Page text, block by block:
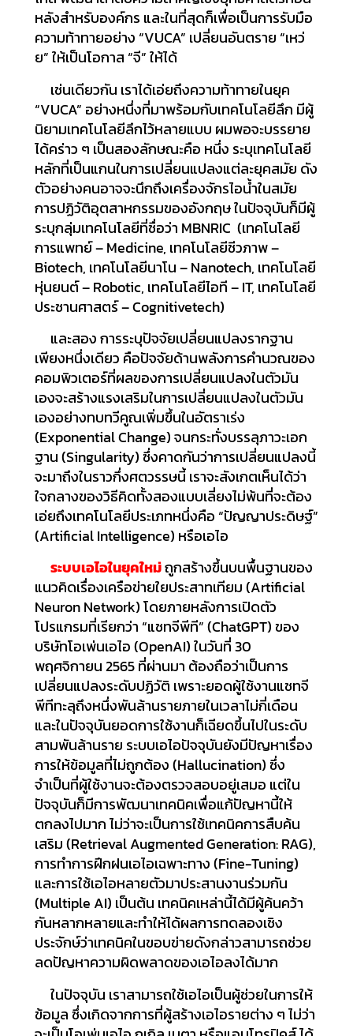
หลังสำหรับองค์กร และในที่สุดก็เพื่อเป็นการรับมือ
ความท้าทายอย่าง “VUCA” เปลี่ยนอันตราย “เหว่
ย” ให้เป็นโอกาส “จี” ให้ได้
เช่นเดียวกัน เราได้เอ่ยถึงความท้าทายในยุค
“VUCA” อย่างหนึ่งที่มาพร้อมกับเทคโนโลยีลึก มีผู้
นิยามเทคโนโลยีลึกไว้หลายแบบ ผมพอจะบรรยาย
ได้คร่าว ๆ เป็นสองลักษณะคือ หนึ่ง ระบุเทคโนโลยี
หลักที่เป็นแกนในการเปลี่ยนแปลงแต่ละยุคสมัย ดัง
ตัวอย่างคนอาจจะนึกถึงเครื่องจักรไอน้ำในสมัย
การปฏิวัติอุตสาหกรรมของอังกฤษ ในปัจจุบันก็มีผู้
ระบุกลุ่มเทคโนโลยีที่ชื่อว่า MBNRIC (เทคโนโลยี
การแพทย์ – Medicine, เทคโนโลยีชีวภาพ –
Biotech, เทคโนโลยีนาโน – Nanotech, เทคโนโลยี
หุ่นยนต์ – Robotic, เทคโนโลยีไอที – IT, เทคโนโลยี
ประชานศาสตร์ – Cognitivetech)
และสอง การระบุปัจจัยเปลี่ยนแปลงรากฐาน
เพียงหนึ่งเดียว คือปัจจัยด้านพลังการคำนวณของ
คอมพิวเตอร์ที่ผลของการเปลี่ยนแปลงในตัวมัน
เองจะสร้างแรงเสริมในการเปลี่ยนแปลงในตัวมัน
เองอย่างทบทวีคูณเพิ่มขึ้นในอัตราเร่ง
(Exponential Change) จนกระทั่งบรรลุภาวะเอก
ฐาน (Singularity) ซึ่งคาดกันว่าการเปลี่ยนแปลงนี้
จะมาถึงในราวกึ่งศตวรรษนี้ เราจะสังเกตเห็นได้ว่า
ใจกลางของวิธีคิดทั้งสองแบบเลี่ยงไม่พ้นที่จะต้อง
เอ่ยถึงเทคโนโลยีประเภทหนึ่งคือ “ปัญญาประดิษฐ์”
(Artificial Intelligence) หรือเอไอ
ระบบเอไอในยุคใหม่ถูกสร้างขึ้นบนพื้นฐานของ
แนวคิดเรื่องเครือข่ายใยประสาทเทียม (Artificial
Neuron Network) โดยภายหลังการเปิดตัว
โปรแกรมที่เรียกว่า “แชทจีพีที” (ChatGPT) ของ
บริษัทโอเพ่นเอไอ (OpenAI) ในวันที่ 30
พฤศจิกายน 2565 ที่ผ่านมา ต้องถือว่าเป็นการ
เปลี่ยนแปลงระดับปฏิวัติ เพราะยอดผู้ใช้งานแชทจี
พีทีทะลุถึงหนึ่งพันล้านรายภายในเวลาไม่กี่เดือน
และในปัจจุบันยอดการใช้งานก็เฉียดขึ้นไปในระดับ
สามพันล้านราย ระบบเอไอปัจจุบันยังมีปัญหาเรื่อง
การให้ข้อมูลที่ไม่ถูกต้อง (Hallucination) ซึ่ง
จำเป็นที่ผู้ใช้งานจะต้องตรวจสอบอยู่เสมอ แต่ใน
ปัจจุบันก็มีการพัฒนาเทคนิคเพื่อแก้ปัญหานี้ให้
ตกลงไปมาก ไม่ว่าจะเป็นการใช้เทคนิคการสืบค้น
เสริม (Retrieval Augmented Generation: RAG),
การทำการฝึกฝนเอไอเฉพาะทาง (Fine-Tuning)
และการใช้เอไอหลายตัวมาประสานงานร่วมกัน
(Multiple AI) เป็นต้น เทคนิคเหล่านี้ได้มีผู้ค้นคว้า
กันหลากหลายและทำให้ได้ผลการทดลองเชิง
ประจักษ์ว่าเทคนิคในขอบข่ายดังกล่าวสามารถช่วย
ลดปัญหาความผิดพลาดของเอไอลงได้มาก
ในปัจจุบัน เราสามารถใช้เอไอเป็นผู้ช่วยในการให้
ข้อมูล ซึ่งเกิดจากการที่ผู้สร้างเอไอรายต่าง ๆ ไม่ว่า